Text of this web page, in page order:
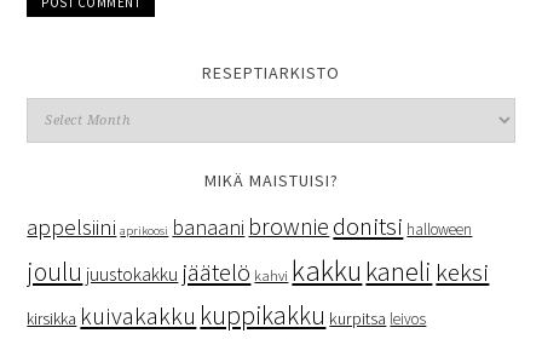
RESEPTIARKISTO
MIKÄ MAISTUISI?
appelsiini aprikoosi banaani brownie donitsi halloween
joulu juustokakku jäätelö kahvi kakku kaneli keksi
kirsikka kuivakakku kuppikakku kurpitsa leivos